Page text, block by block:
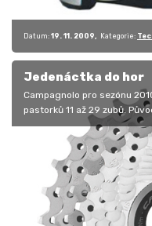
Datum: 19. 11. 2009 Kategorie:
Jedenáctka do hor
Campagnolo pro sezónu
pastorků 11 až 29 zubů.
kazety byl do…